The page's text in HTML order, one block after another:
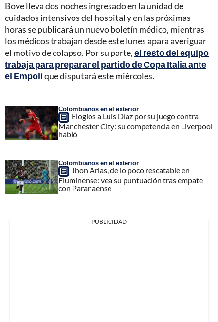
Bove lleva dos noches ingresado en la unidad de
cuidados intensivos del hospital y en las próximas
horas se publicará un nuevo boletín médico, mientras
los médicos trabajan desde este lunes apara averiguar
el motivo de colapso. Por su parte,el resto del equipo
trabaja para preparar el partido de Copa Italia ante
el Empolique disputará este miércoles.
Colombianos en el exterior
Elogios a Luis Díaz por su juego contra
Manchester City: su competencia en Liverpool
habló
Colombianos en el exterior
Jhon Arias, de lo poco rescatable en
Fluminense: vea su puntuación tras empate
con Paranaense
PUBLICIDAD